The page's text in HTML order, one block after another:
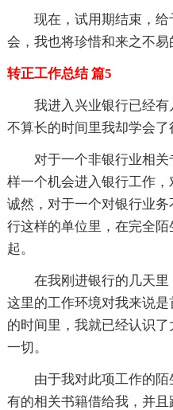
现在，试用期结束，
会，我也将珍惜和来之不易
转正工作总结 篇5
我进入兴业银行已经
不算长的时间里我却学会了
对于一个非银行业相
样一个机会进入银行工作，
诚然，对于一个对银行业
行这样的单位里，在完全
起。
在我刚进银行的几天
这里的工作环境对我来说
的时间里，我就已经认识
一切。
由于我对此项工作的
有的相关书籍借给我，并